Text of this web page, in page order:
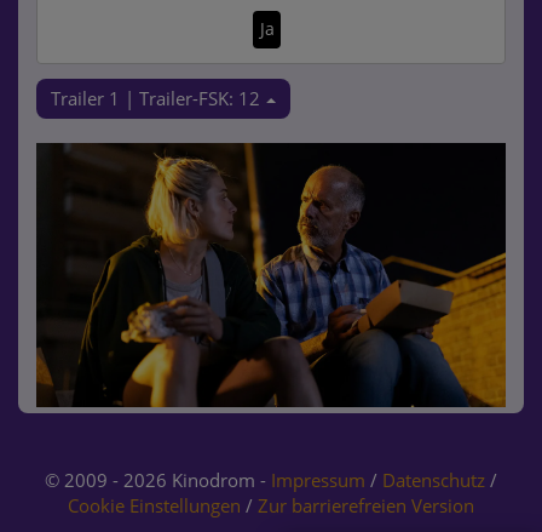
Ja
Trailer 1 | Trailer-FSK: 12
© 2009 - 2026 Kinodrom - Impressum / Datenschutz /
Cookie Einstellungen / Zur barrierefreien Version